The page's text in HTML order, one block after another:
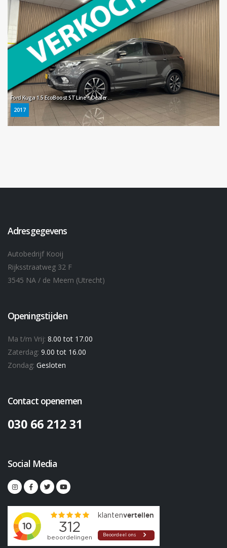
2017
Adresgegevens
Autobedrijf Kooij
Rijksstraatweg 32 F
3545 NA / de Meern (Utrecht)
Openingstijden
Ma t/m Vrij: 8.00 tot 17.00
Zaterdag: 9.00 tot 16.00
Zondag: Gesloten
Contact openemen
030 66 212 31
Social Media